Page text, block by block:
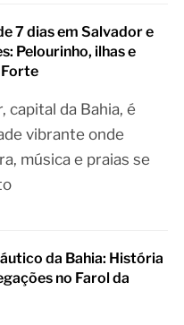
7 dias em Salvador e
Pelourinho, ilhas e
capital da Bahia, é
vibrante onde
música e praias se
da Bahia: História
no Farol da